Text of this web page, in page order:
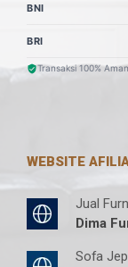
BNI
BRI
Transaksi 100%
WEBSITE
Jual
Dima
Sofa